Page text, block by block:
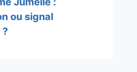
ou signal
?